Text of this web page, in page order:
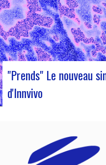
"Prends" Le nouveau
d'Innvivo
vous permet de vous plonger
humaniste & mélancolique du